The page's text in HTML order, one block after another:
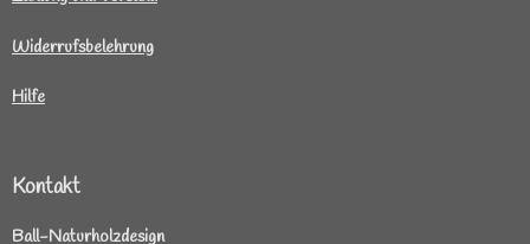
Widerrufsbelehrung
Hilfe
Kontakt
Ball-Naturholzdesign